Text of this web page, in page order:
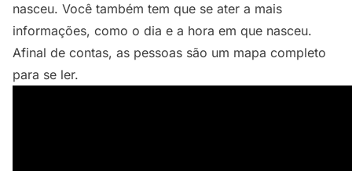
nasceu. Você também tem que se ater a mais
informações, como o dia e a hora em que nasceu.
Afinal de contas, as pessoas são um mapa completo
para se ler.